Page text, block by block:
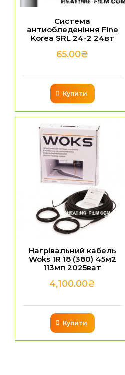
Система
антиобледеніння Fine
Korea SRL 24-2 24вт
65.00₴
Купити
Нагрівальний кабель
Woks 1R 18 (380) 45м2
113мп 2025ват
4,100.00₴
Купити